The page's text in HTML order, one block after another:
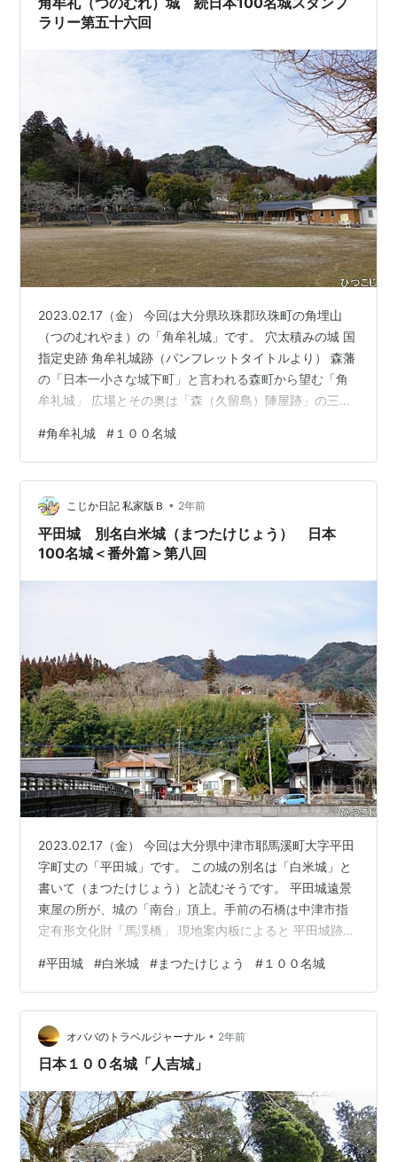
再建された備中櫓で…
ラリー第五十六回
2023.02.17（金） 今回は大分県玖珠郡玖珠町の角埋山
（つのむれやま）の「角牟礼城」です。 穴太積みの城 国
指定史跡 角牟礼城跡（パンフレットタイトルより） 森藩
の「日本一小さな城下町」と言われる森町から望む「角
牟礼城」 広場とその奥は「森（久留島）陣屋跡」の三島
五七七メートルで、古くから石垣のある山城として知ら
れている。天然の要害と呼ぶにふさわしく、三方を切り
立った険しい岩壁で囲まれている。 角牟礼城の名が史料
に初めて登場するのは、文明七年（一四七五）の志賀親
家文書である。その後、天文二年（一五三二）や翌三年
には「角牟礼新堀之事」や…
#角牟礼城 # １００名城
こじか日記 私家版Ｂ • 2年前
平田城 別名白米城（まつたけじょう） 日本
100名城＜番外篇＞第八回
2023.02.17（金） 今回は大分県中津市耶馬溪町大字平田
字町丈の「平田城」です。 この城の別名は「白米城」と
書いて（まつたけじょう）と読むそうです。 平田城遠景
東屋の所が、城の「南台」頂上。手前の石橋は中津市指
定有形文化財「馬渓橋」 現地案内板によると 平田城跡
う）ともいい、建久年間に長岩城主野仲重房が築城した
と伝えられています。天正年間には平田掃部介が城番と
して居城していました。 天正十五年（一五八七）、黒田
官兵衛が豊前国六郡を拝領し入国すると、野仲鎮兼（し
げかね）はこれに反抗し家臣とともに長岩城に籠りまし
#平田城 #白米城 #まつたけじょう # １００名城
オババのトラベルジャーナル • 2年前
日本１００名城「人吉城」